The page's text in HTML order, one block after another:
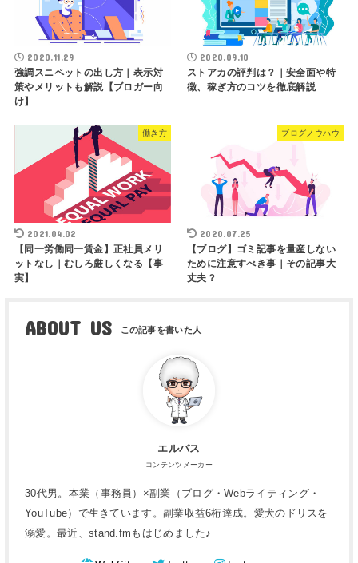
2020.11.29
強調スニペットの出し方｜表示対
策やメリットも解説【ブロガー向
け】
2020.09.10
ストアカの評判は？｜安全面や特
徴、稼ぎ方のコツを徹底解説
働き方
2021.04.02
【同一労働同一賃金】正社員メリ
ットなし｜むしろ厳しくなる【事
実】
ブログノウハウ
2020.07.25
【ブログ】ゴミ記事を量産しない
ために注意すべき事｜その記事大
丈夫？
ABOUT US
エルバス
コンテンツメーカー
30代男。本業（事務員）×副業（ブログ・Webライティング・
YouTube）で生きています。副業収益6桁達成。愛犬のドリスを
溺愛。最近、stand.fmもはじめました♪